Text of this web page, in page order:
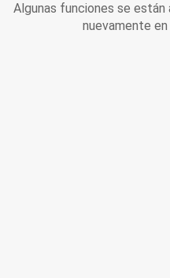
Algunas funciones se
nuevamente